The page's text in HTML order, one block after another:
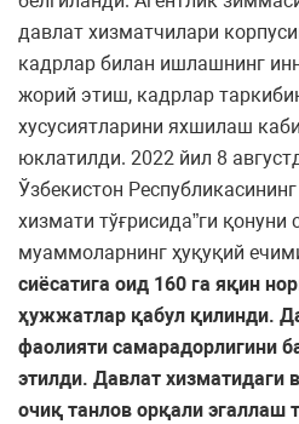
давлат хизматчилари
кадрлар билан ишлашнинг
жорий этиш, кадрлар
хусусиятларини яхшилаш
юклатилди. 2022 йил 8
Ўзбекистон
хизмати тўғрисида”ги қонуни
муаммоларнинг ҳуқуқий
сиёсатига оид 160 га яқин
ҳужжатлар қабул қилинди.
фаолияти самарадорлигини
этилди. Давлат хизматидаги
очиқ танлов орқали эгаллаш